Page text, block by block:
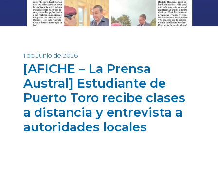
1 de Junio de 2026
[AFICHE – La Prensa
Austral] Estudiante de
Puerto Toro recibe clases
a distancia y entrevista a
autoridades locales